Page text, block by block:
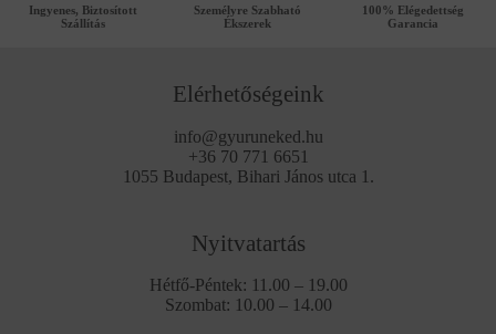
Ingyenes, Biztosított
Szállítás
Személyre Szabható
Ékszerek
100% Elégedettség
Garancia
Elérhetőségeink
info@gyuruneked.hu
+36 70 771 6651
1055 Budapest, Bihari János utca 1.
Nyitvatartás
Hétfő-Péntek: 11.00 – 19.00
Szombat: 10.00 – 14.00